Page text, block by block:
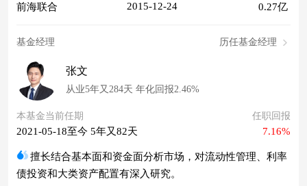
前海联合 2015-12-24 0.27亿
基金经理 历任基金经理
张文
从业5年又284天 年化回报2.46%
本基金当前任期
2021-05-18至今 5年又82天
任职回报
7.16%
擅长结合基本面和资金面分析市场，对流动性管理、利率
债投资和大类资产配置有深入研究。